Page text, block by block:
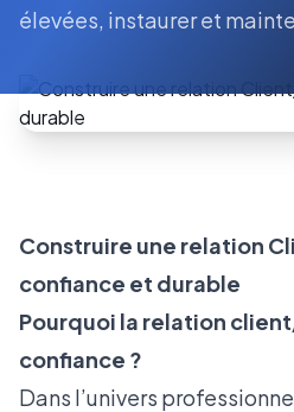
élevées, instaurer et
Construire une relation
confiance et durable
Pourquoi la relation
confiance ?
Dans l’univers